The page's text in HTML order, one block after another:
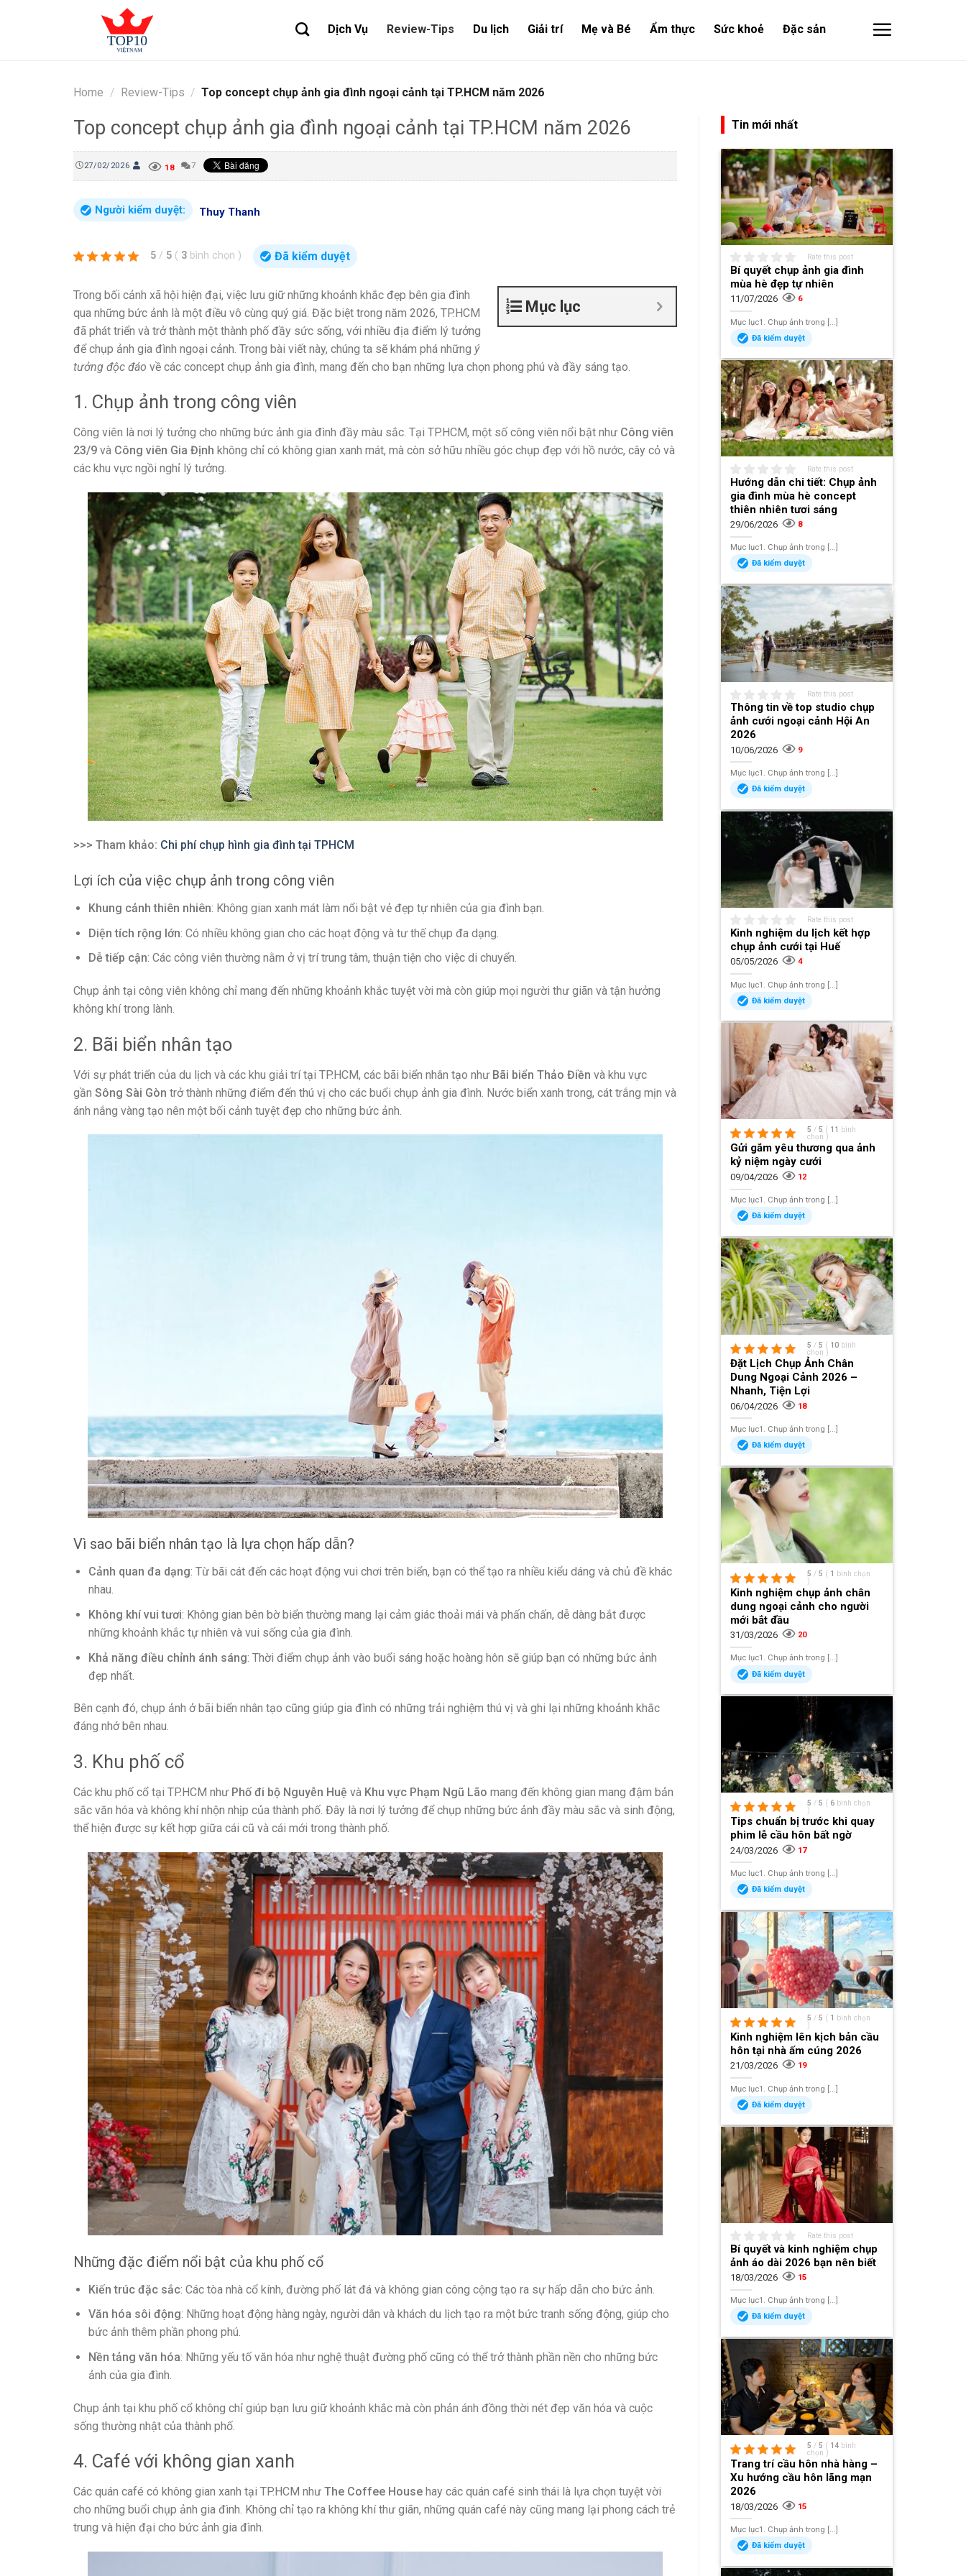
Dịch Vụ Review-Tips Du lịch Giải trí Mẹ và Bé Ẩm thực Sức khoẻ Đặc sản
Home / Review-Tips / Top concept chụp ảnh gia đình ngoại cảnh tại TP.HCM năm 2026
Top concept chụp ảnh gia đình ngoại cảnh tại TP.HCM năm 2026
27/02/2026 18 7
Người kiểm duyệt: Thuy Thanh
5 / 5 ( 3 bình chọn ) Đã kiểm duyệt
Mục lục
Trong bối cảnh xã hội hiện đại, việc lưu giữ những khoảnh khắc đẹp bên gia đình
qua những bức ảnh là một điều vô cùng quý giá. Đặc biệt trong năm 2026, TP.HCM
đã phát triển và trở thành một thành phố đầy sức sống, với nhiều địa điểm lý tưởng
để chụp ảnh gia đình ngoại cảnh. Trong bài viết này, chúng ta sẽ khám phá những ý
tưởng độc đáo về các concept chụp ảnh gia đình, mang đến cho bạn những lựa chọn phong phú và đầy sáng tạo.
1. Chụp ảnh trong công viên
Công viên là nơi lý tưởng cho những bức ảnh gia đình đầy màu sắc. Tại TP.HCM, một số công viên nổi bật như Công viên
23/9 và Công viên Gia Định không chỉ có không gian xanh mát, mà còn sở hữu nhiều góc chụp đẹp với hồ nước, cây cỏ và
các khu vực ngồi nghỉ lý tưởng.
>>> Tham khảo: Chi phí chụp hình gia đình tại TPHCM
Lợi ích của việc chụp ảnh trong công viên
Khung cảnh thiên nhiên: Không gian xanh mát làm nổi bật vẻ đẹp tự nhiên của gia đình bạn.
Diện tích rộng lớn: Có nhiều không gian cho các hoạt động và tư thế chụp đa dạng.
Dễ tiếp cận: Các công viên thường nằm ở vị trí trung tâm, thuận tiện cho việc di chuyển.
Chụp ảnh tại công viên không chỉ mang đến những khoảnh khắc tuyệt vời mà còn giúp mọi người thư giãn và tận hưởng
không khí trong lành.
2. Bãi biển nhân tạo
Với sự phát triển của du lịch và các khu giải trí tại TP.HCM, các bãi biển nhân tạo như Bãi biển Thảo Điền và khu vực
gần Sông Sài Gòn trở thành những điểm đến thú vị cho các buổi chụp ảnh gia đình. Nước biển xanh trong, cát trắng mịn và
ánh nắng vàng tạo nên một bối cảnh tuyệt đẹp cho những bức ảnh.
Vì sao bãi biển nhân tạo là lựa chọn hấp dẫn?
Cảnh quan đa dạng: Từ bãi cát đến các hoạt động vui chơi trên biển, bạn có thể tạo ra nhiều kiểu dáng và chủ đề khác
nhau.
Không khí vui tươi: Không gian bên bờ biển thường mang lại cảm giác thoải mái và phấn chấn, dễ dàng bắt được
những khoảnh khắc tự nhiên và vui sống của gia đình.
Khả năng điều chỉnh ánh sáng: Thời điểm chụp ảnh vào buổi sáng hoặc hoàng hôn sẽ giúp bạn có những bức ảnh
đẹp nhất.
Bên cạnh đó, chụp ảnh ở bãi biển nhân tạo cũng giúp gia đình có những trải nghiệm thú vị và ghi lại những khoảnh khắc
đáng nhớ bên nhau.
3. Khu phố cổ
Các khu phố cổ tại TP.HCM như Phố đi bộ Nguyễn Huệ và Khu vực Phạm Ngũ Lão mang đến không gian mang đậm bản
sắc văn hóa và không khí nhộn nhịp của thành phố. Đây là nơi lý tưởng để chụp những bức ảnh đầy màu sắc và sinh động,
thể hiện được sự kết hợp giữa cái cũ và cái mới trong thành phố.
Những đặc điểm nổi bật của khu phố cổ
Kiến trúc đặc sắc: Các tòa nhà cổ kính, đường phố lát đá và không gian công cộng tạo ra sự hấp dẫn cho bức ảnh.
Văn hóa sôi động: Những hoạt động hàng ngày, người dân và khách du lịch tạo ra một bức tranh sống động, giúp cho
bức ảnh thêm phần phong phú.
Nền tảng văn hóa: Những yếu tố văn hóa như nghệ thuật đường phố cũng có thể trở thành phần nền cho những bức
ảnh của gia đình.
Chụp ảnh tại khu phố cổ không chỉ giúp bạn lưu giữ khoảnh khắc mà còn phản ánh đồng thời nét đẹp văn hóa và cuộc
sống thường nhật của thành phố.
4. Café với không gian xanh
Các quán café có không gian xanh tại TP.HCM như The Coffee House hay các quán café sinh thái là lựa chọn tuyệt vời
cho những buổi chụp ảnh gia đình. Không chỉ tạo ra không khí thư giãn, những quán café này cũng mang lại phong cách trẻ
trung và hiện đại cho bức ảnh gia đình.
Tin mới nhất
Rate this post
Bí quyết chụp ảnh gia đình
mùa hè đẹp tự nhiên
11/07/2026 6
Mục lục1. Chụp ảnh trong [...]
Đã kiểm duyệt
Rate this post
Hướng dẫn chi tiết: Chụp ảnh
gia đình mùa hè concept
thiên nhiên tươi sáng
29/06/2026 8
Mục lục1. Chụp ảnh trong [...]
Đã kiểm duyệt
Rate this post
Thông tin về top studio chụp
ảnh cưới ngoại cảnh Hội An
2026
10/06/2026 9
Mục lục1. Chụp ảnh trong [...]
Đã kiểm duyệt
Rate this post
Kinh nghiệm du lịch kết hợp
chụp ảnh cưới tại Huế
05/05/2026 4
Mục lục1. Chụp ảnh trong [...]
Đã kiểm duyệt
5 / 5 ( 11
bình
chọn )
Gửi gắm yêu thương qua ảnh
kỷ niệm ngày cưới
09/04/2026 12
Mục lục1. Chụp ảnh trong [...]
Đã kiểm duyệt
5 / 5 ( 10 bình
chọn )
Đặt Lịch Chụp Ảnh Chân
Dung Ngoại Cảnh 2026 –
Nhanh, Tiện Lợi
06/04/2026 18
Mục lục1. Chụp ảnh trong [...]
Đã kiểm duyệt
5 / 5 ( 1
bình chọn
)
Kinh nghiệm chụp ảnh chân
dung ngoại cảnh cho người
mới bắt đầu
31/03/2026 20
Mục lục1. Chụp ảnh trong [...]
Đã kiểm duyệt
5 / 5 ( 6 bình chọn
)
Tips chuẩn bị trước khi quay
phim lễ cầu hôn bất ngờ
24/03/2026 17
Mục lục1. Chụp ảnh trong [...]
Đã kiểm duyệt
5 / 5 ( 1
bình chọn
)
Kinh nghiệm lên kịch bản cầu
hôn tại nhà ấm cúng 2026
21/03/2026 19
Mục lục1. Chụp ảnh trong [...]
Đã kiểm duyệt
Rate this post
Bí quyết và kinh nghiệm chụp
ảnh áo dài 2026 bạn nên biết
18/03/2026 15
Mục lục1. Chụp ảnh trong [...]
Đã kiểm duyệt
5 / 5 ( 14 bình
chọn )
Trang trí cầu hôn nhà hàng –
Xu hướng cầu hôn lãng mạn
2026
18/03/2026 15
Mục lục1. Chụp ảnh trong [...]
Đã kiểm duyệt